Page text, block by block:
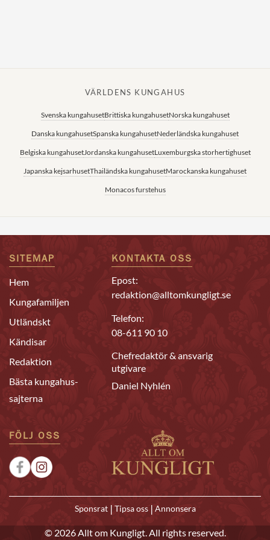
Japanska kejsarhuset
Thailändska kungahuset
VÄRLDENS KUNGAHUS
Svenska kungahusetBrittiska kungahusetNorska kungahuset
Danska kungahusetSpanska kungahusetNederländska kungahuset
Belgiska kungahusetJordanska kungahusetLuxemburgska storhertighuset
Japanska kejsarhusetThailändska kungahusetMarockanska kungahuset
Monacos furstehus
SITEMAP
Hem
Kungafamiljen
Utländskt
Kändisar
Redaktion
Bästa kungahus-
sajterna
KONTAKTA OSS
Epost:
redaktion@alltomkungligt.se
Telefon:
08-611 90 10
Chefredaktör & ansvarig
utgivare
Daniel Nyhlén
FÖLJ OSS
Sponsrat | Tipsa oss | Annonsera
© 2026 Allt om Kungligt. All rights reserved.